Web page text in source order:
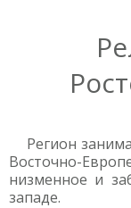
Регион
Восточно-
низменное и
западе.